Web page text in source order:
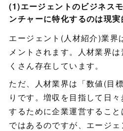
(1)エージェントのビジネス
ンチャーに特化するのは現
エージェント(人材紹介)業界
メントされます。人材業界
くさん存在しています。
ただ、人材業界は「数値(目
りです。増収を目指して日
するために企業運営するこ
ではあるのですが、エージ